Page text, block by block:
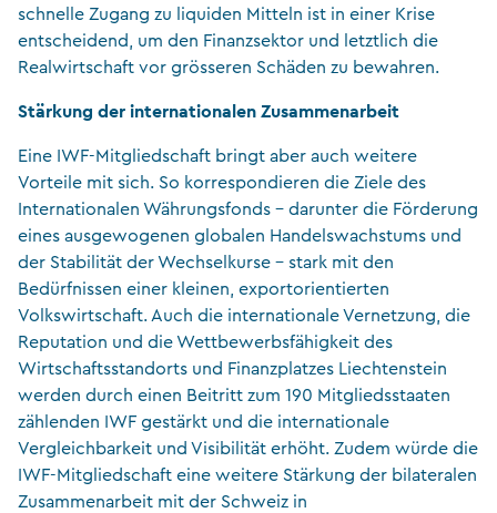
schnelle Zugang zu liquiden Mitteln ist in einer Krise
entscheidend, um den Finanzsektor und letztlich die
Realwirtschaft vor grösseren Schäden zu bewahren.
Stärkung der internationalen Zusammenarbeit
Eine IWF-Mitgliedschaft bringt aber auch weitere
Vorteile mit sich. So korrespondieren die Ziele des
Internationalen Währungsfonds – darunter die Förderung
eines ausgewogenen globalen Handelswachstums und
der Stabilität der Wechselkurse – stark mit den
Bedürfnissen einer kleinen, exportorientierten
Volkswirtschaft. Auch die internationale Vernetzung, die
Reputation und die Wettbewerbsfähigkeit des
Wirtschaftsstandorts und Finanzplatzes Liechtenstein
werden durch einen Beitritt zum 190 Mitgliedsstaaten
zählenden IWF gestärkt und die internationale
Vergleichbarkeit und Visibilität erhöht. Zudem würde die
IWF-Mitgliedschaft eine weitere Stärkung der bilateralen
Zusammenarbeit mit der Schweiz in